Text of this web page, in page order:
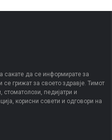
сакате да се информирате за
грижат за своето здравје. Тимот
педијатри и
корисни совети и одговори на